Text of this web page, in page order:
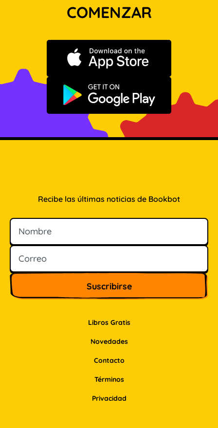
COMENZAR
Descargar en App Store
Disponible en Google Play
Libros Gratis
Novedades
Contacto
Recibe las últimas noticias de Bookbot
Nombre
Correo
Términos
Privacidad